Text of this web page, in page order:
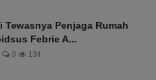
Tewasnya Penjaga Rumah
Febrie A...
0 134